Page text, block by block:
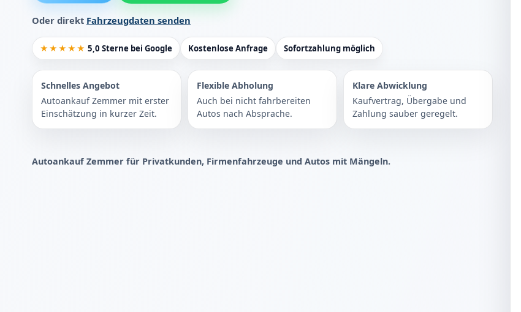
Oder direkt Fahrzeugdaten senden
★★★★★ 5,0 Sterne bei Google Kostenlose Anfrage Sofortzahlung möglich
Schnelles Angebot
Autoankauf Zemmer mit erster
Einschätzung in kurzer Zeit.
Flexible Abholung
Auch bei nicht fahrbereiten
Autos nach Absprache.
Klare Abwicklung
Kaufvertrag, Übergabe und
Zahlung sauber geregelt.
Autoankauf Zemmer für Privatkunden, Firmenfahrzeuge und Autos mit Mängeln.